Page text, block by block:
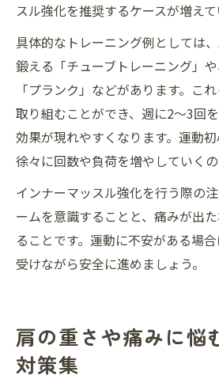
スル強化を推奨するケースが増えて
具体的なトレーニング例としては
鍛える「チューブトレーニング」
「プランク」などがあります。こ
取り組むことができ、週に2～3回
効果が現れやすくなります。運動
徐々に回数や負荷を増やしていくの
インナーマッスル強化を行う際の
ームを意識することと、痛みが出
ることです。運動に不安がある場
受けながら安全に進めましょう。
肩の重さや痛みに悩
対策集